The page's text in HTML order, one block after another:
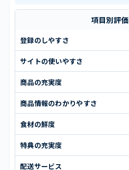
項目別評価
登録のしやすさ
サイトの使いやすさ
商品の充実度
商品情報のわかりやすさ
食材の鮮度
特典の充実度
配送サービス